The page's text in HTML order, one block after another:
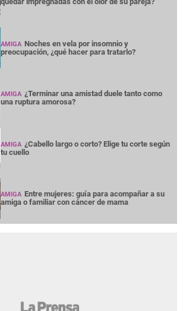
AMIGA Noches en vela por insomnio y
preocupación, ¿qué hacer para tratarlo?
AMIGA ¿Terminar una amistad duele tanto como
una ruptura amorosa?
AMIGA ¿Cabello largo o corto? Elige tu corte según
tu cuello
AMIGA Entre mujeres: guía para acompañar a su
amiga o familiar con cáncer de mama